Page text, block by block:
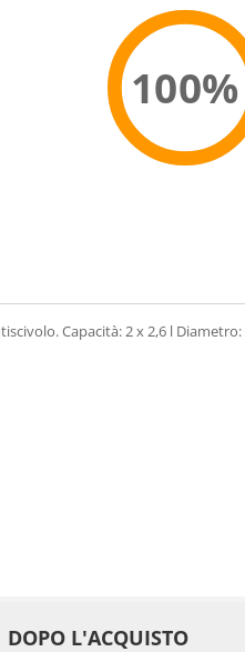
100%
Capacità: 2 x 2,6 l Diametro:
DOPO L'ACQUISTO